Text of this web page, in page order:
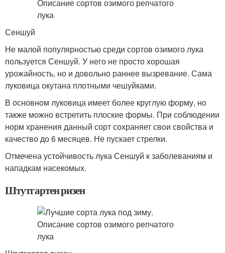
Сеншуй
Не малой популярностью среди сортов озимого лука
пользуется Сеншуй. У него не просто хорошая
урожайность, но и довольно раннее вызревание. Сама
луковица окутана плотными чешуйками.
В основном луковица имеет более круглую форму, но
также можно встретить плоские формы. При соблюдении
норм хранения данный сорт сохраняет свои свойства и
качество до 6 месяцев. Не пускает стрелки.
Отмечена устойчивость лука Сеншуй к заболеваниям и
нападкам насекомых.
Штутгартен ризен